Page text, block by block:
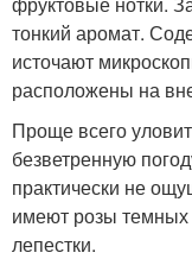
тонкий аромат.
источают
расположены на
Проще всего
безветренную
практически не
имеют розы темных
лепестки.